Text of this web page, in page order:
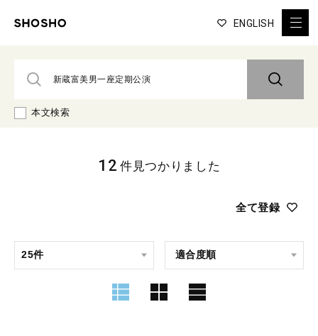
ENGLISH
本文検索
全て登録
12 件見つかりました